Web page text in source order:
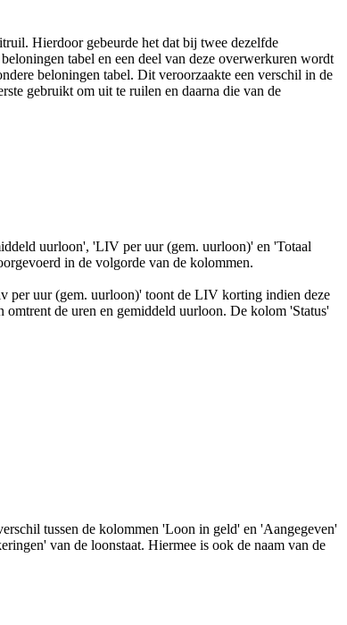
Hierdoor gebeurde het dat bij twee dezelfde
tabel en een deel van deze overwerkuren wordt
beloningen tabel. Dit veroorzaakte een verschil in de
gebruikt om uit te ruilen en daarna die van de
uurloon', 'LIV per uur (gem. uurloon)' en 'Totaal
in de volgorde van de kolommen.
per uur (gem. uurloon)' toont de LIV korting indien deze
de uren en gemiddeld uurloon. De kolom 'Status'
tussen de kolommen 'Loon in geld' en 'Aangegeven'
van de loonstaat. Hiermee is ook de naam van de